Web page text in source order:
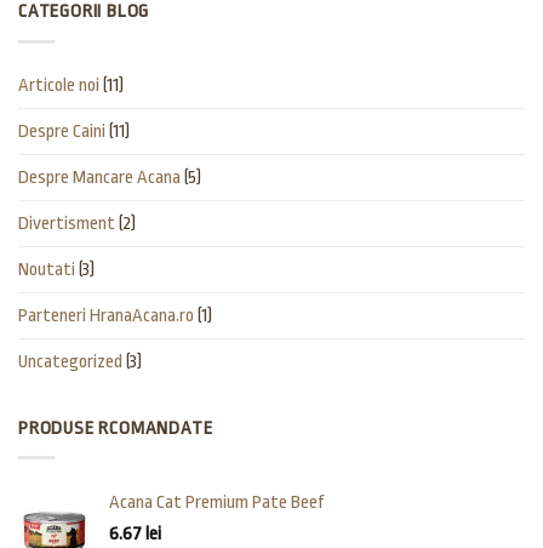
CATEGORII BLOG
Articole noi (11)
Despre Caini (11)
Despre Mancare Acana (5)
Divertisment (2)
Noutati (3)
Parteneri HranaAcana.ro (1)
Uncategorized (3)
PRODUSE RCOMANDATE
Acana Cat Premium Pate Beef
6.67lei